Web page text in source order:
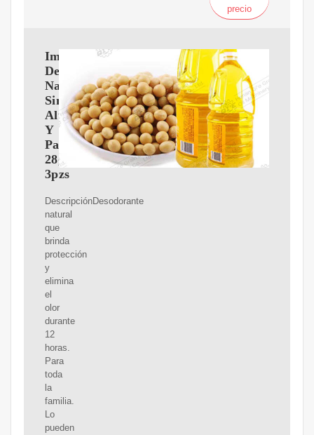
precio
Immi
Desodorante
Natural
Sin
Aluminio
Y
Parabenos
28grs-
3pzs
DescripciónDesodorante
natural
que
brinda
protección
y
elimina
el
olor
durante
12
horas.
Para
toda
la
familia.
Lo
pueden